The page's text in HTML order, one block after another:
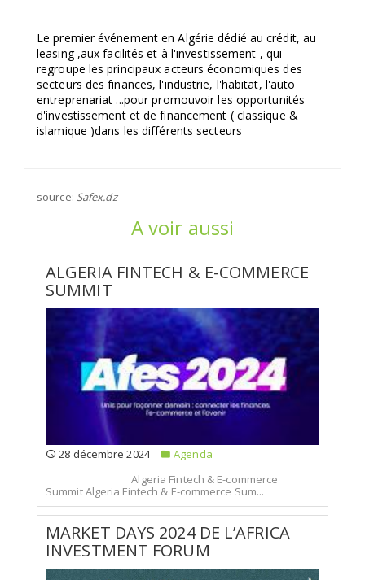
Le premier événement en Algérie dédié au crédit, au
leasing ,aux facilités et à l'investissement , qui
regroupe les principaux acteurs économiques des
secteurs des finances, l'industrie, l'habitat, l'auto
entreprenariat ...pour promouvoir les opportunités
d'investissement et de financement ( classique &
islamique )dans les différents secteurs
source: Safex.dz
A voir aussi
ALGERIA FINTECH & E-COMMERCE
SUMMIT
28 décembre 2024
Agenda
Algeria Fintech & E-commerce
Summit Algeria Fintech & E-commerce Sum...
MARKET DAYS 2024 DE L’AFRICA
INVESTMENT FORUM